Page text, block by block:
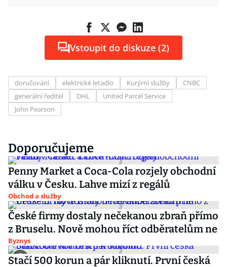
Vstoupit do diskuze (2)
doručování elektrické letadlo Kurýrní služby
CNBC
generální ředitel
DHL
United Parcel Service
John Pearson
Doporučujeme
Penny Market a Coca-Cola rozjely obchodní
válku v Česku. Lahve mizí z regálů
Obchod a služby
České firmy dostaly nečekanou zbraň přímo
z Bruselu. Nově mohou říct odběratelům ne
Byznys
Stačí 500 korun a pár kliknutí. První česká